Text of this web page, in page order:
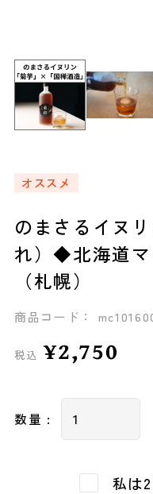
オススメ
のまさるイヌ
れ）◆北海道
（札幌）
商品コード：
税込 ¥2,750
数量 :
私は